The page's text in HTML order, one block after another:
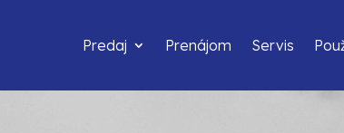
Predaj Prenájom Servis